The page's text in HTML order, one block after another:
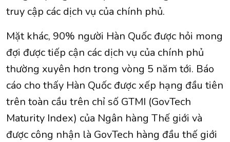
truy cập các dịch vụ của chính phủ.
Mặt khác, 90% người Hàn Quốc được hỏi mong
đợi được tiếp cận các dịch vụ của chính phủ
thường xuyên hơn trong vòng 5 năm tới. Báo
cáo cho thấy Hàn Quốc được xếp hạng đầu tiên
trên toàn cầu trên chỉ số GTMI (GovTech
Maturity Index) của Ngân hàng Thế giới và
được công nhận là GovTech hàng đầu thế giới